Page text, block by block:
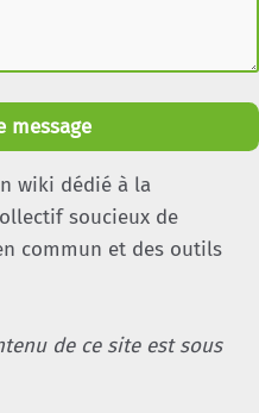
message
wiki dédié à la
soucieux de
commun et des outils
de ce site est sous